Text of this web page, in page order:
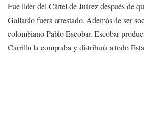
Fue líder del Cártel de Juárez después de
Gallardo fuera arrestado. Además de ser
colombiano Pablo Escobar. Escobar
Carrillo la compraba y distribuía a todo